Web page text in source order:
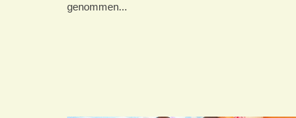
genommen...